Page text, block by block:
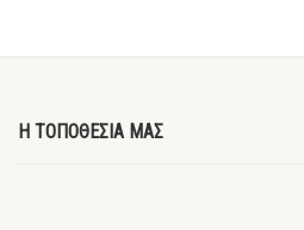
Η ΤΟΠΟΘΕΣΙΑ ΜΑΣ